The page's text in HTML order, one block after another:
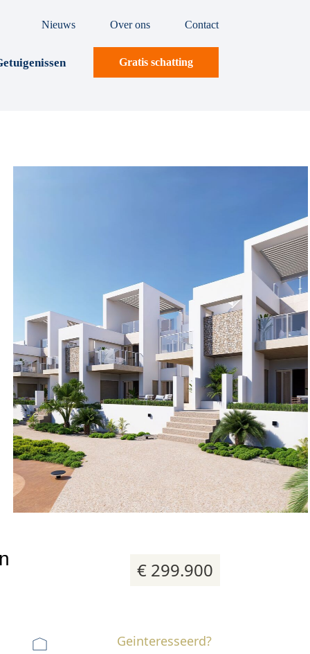
Nieuws Over ons Contact
Gratis schatting
16 foto's
€ 299.900
Geinteresseerd?